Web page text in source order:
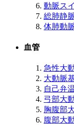
動脈ス
総肺静
体肺動
血管
急性大
大動脈
自己弁
弓部大
胸腹部
腹部大